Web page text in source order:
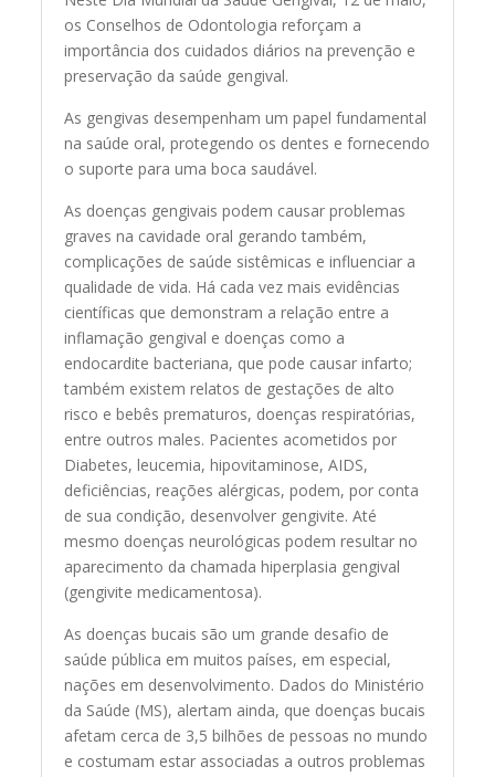
os Conselhos de Odontologia reforçam a
importância dos cuidados diários na prevenção e
preservação da saúde gengival.
As gengivas desempenham um papel fundamental
na saúde oral, protegendo os dentes e fornecendo
o suporte para uma boca saudável.
As doenças gengivais podem causar problemas
graves na cavidade oral gerando também,
complicações de saúde sistêmicas e influenciar a
qualidade de vida. Há cada vez mais evidências
científicas que demonstram a relação entre a
inflamação gengival e doenças como a
endocardite bacteriana, que pode causar infarto;
também existem relatos de gestações de alto
risco e bebês prematuros, doenças respiratórias,
entre outros males. Pacientes acometidos por
Diabetes, leucemia, hipovitaminose, AIDS,
deficiências, reações alérgicas, podem, por conta
de sua condição, desenvolver gengivite. Até
mesmo doenças neurológicas podem resultar no
aparecimento da chamada hiperplasia gengival
(gengivite medicamentosa).
As doenças bucais são um grande desafio de
saúde pública em muitos países, em especial,
nações em desenvolvimento. Dados do Ministério
da Saúde (MS), alertam ainda, que doenças bucais
afetam cerca de 3,5 bilhões de pessoas no mundo
e costumam estar associadas a outros problemas